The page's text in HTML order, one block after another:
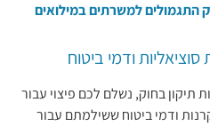
למשרתים במילואים
ודמי ביטוח
בחוק, נשלם לכם פיצוי עבור
ודמי ביטוח ששילמתם עבור